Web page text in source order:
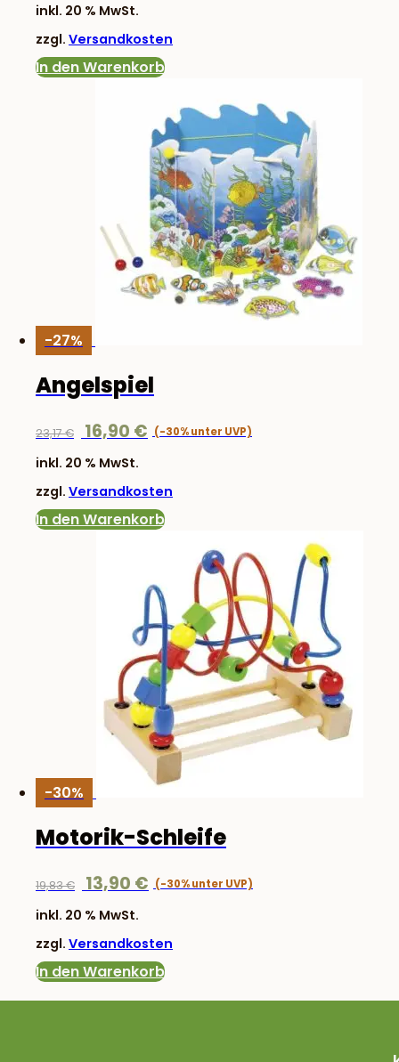
war:
13,17 €
inkl. 20 % MwSt.
zzgl. Versandkosten
In den Warenkorb
-27%
Angelspiel
23,17€
Ursprünglicher
war:
23,17 €
16,90 €
inkl. 20 % MwSt.
zzgl. Versandkosten
In den Warenkorb
-30%
Motorik-Schleife
19,83€
Ursprünglicher
war:
19,83 €
13,90 €
inkl. 20 % MwSt.
zzgl. Versandkosten
In den Warenkorb